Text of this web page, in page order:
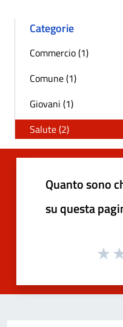
Categorie
Commercio (1)
Comune (1)
Giovani (1)
Salute (2)
Quanto sono
su questa